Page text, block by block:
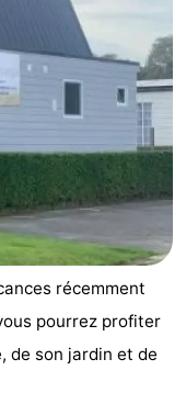
récemment
pourrez profiter
de son jardin et de